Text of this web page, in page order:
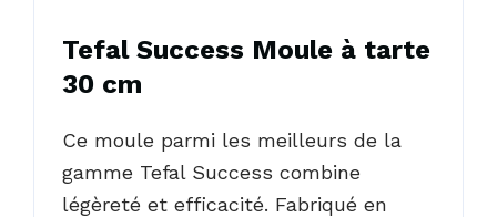
Tefal Success Moule à tarte
30 cm
Ce moule parmi les meilleurs de la
gamme Tefal Success combine
légèreté et efficacité. Fabriqué en